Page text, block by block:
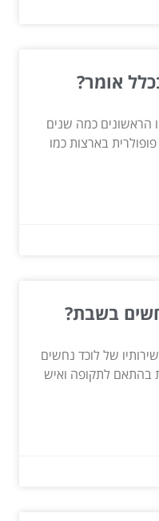
אומר?
הראשונים כמה שנים
בארצות כמו
בשבת?
של לוכד נחשים
בהתאם לתקופה ואיש